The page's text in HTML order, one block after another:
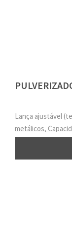
Lança ajustável
metálicos,